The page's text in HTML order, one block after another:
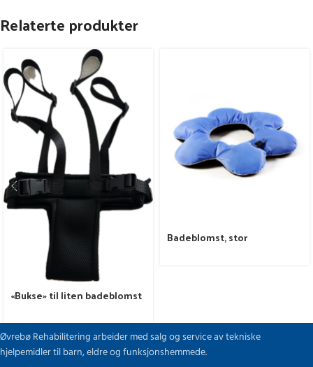
Relaterte produkter
«Bukse» til liten badeblomst
Badeblomst, stor
Øvrebø Rehabilitering arbeider med salg og service av tekniske
hjelpemidler til barn, eldre og funksjonshemmede.